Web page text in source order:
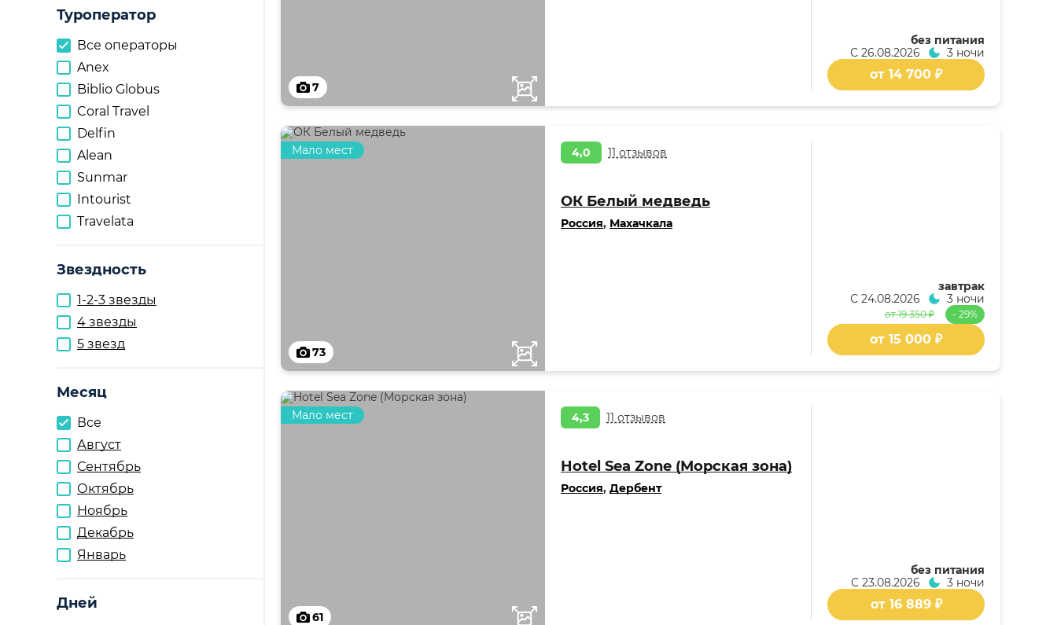
Туроператор
Все операторы
Anex
Biblio Globus
Coral Travel
Delfin
Alean
Sunmar
Intourist
Travelata
Звездность
1-2-3 звезды
4 звезды
5 звезд
Месяц
Все
Август
Сентябрь
Октябрь
Ноябрь
Декабрь
Январь
Дней
7
без питания
С 26.08.2026 3 ночи
от 14 700 ₽
73
Мало мест 4,0 11 отзывов
ОК Белый медведь
Россия, Махачкала
завтрак
С 24.08.2026 3 ночи
от 19 350 ₽ - 29%
от 15 000 ₽
61
Мало мест 4,3 11 отзывов
Hotel Sea Zone (Морская зона)
Россия, Дербент
без питания
С 23.08.2026 3 ночи
от 16 889 ₽